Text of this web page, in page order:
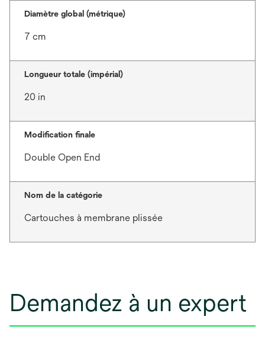
Diamètre global (métrique)
7 cm
Longueur totale (impérial)
20 in
Modification finale
Double Open End
Nom de la catégorie
Cartouches à membrane plissée
Demandez à un expert